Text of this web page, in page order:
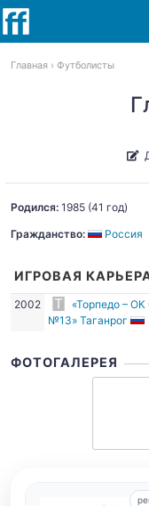
Главная Футболисты
Родился: 1985 (41 год)
Гражданство:
Россия
ИГРОВАЯ
2002
«Торпедо –
№13» Таганрог
ФОТОГАЛЕРЕЯ